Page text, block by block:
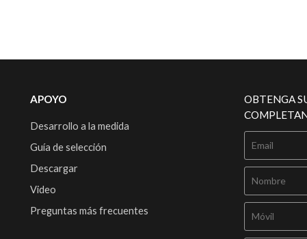
APOYO
Desarrollo a la medida
Guía de selección
Descargar
Video
Preguntas más frecuentes
OBTENGA